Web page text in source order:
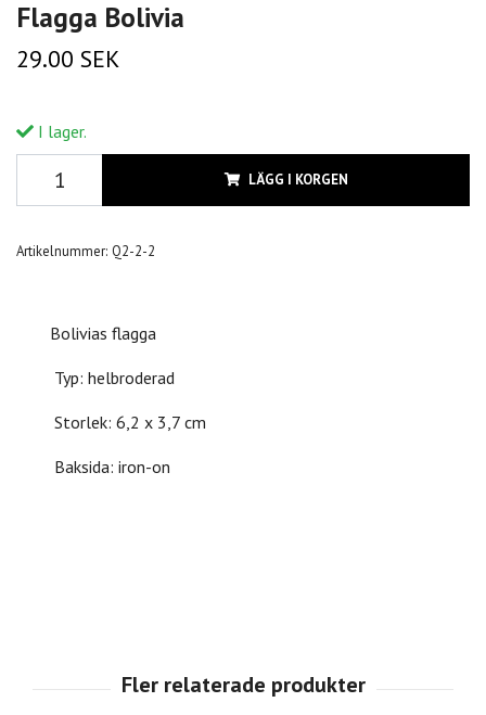
Flagga Bolivia
29.00 SEK
I lager.
LÄGG I KORGEN
Artikelnummer: Q2-2-2
Bolivias flagga
Typ: helbroderad
Storlek: 6,2 x 3,7 cm
Baksida: iron-on